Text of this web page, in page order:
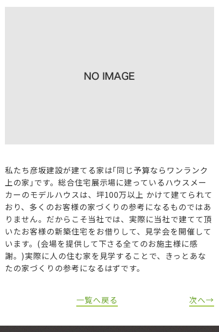
私たち彦坂建設が建てる家は｢同じ予算ならワンランク
上の家｣です。総合住宅展示場に建っているハウスメー
カーのモデルハウスは、坪100万以上 かけて建てられて
おり、多くのお客様の家づくりの参考になるものではあ
りません。だからこそ当社では、実際に当社で建てて頂
いたお客様の新築住宅をお借りして、見学会を開催して
います。(会場を提供して下さる全てのお施主様に感
謝。)実際に人の住む家を見学することで、きっとあな
たの家づくりの参考になるはずです。
一覧へ戻る 次へ→